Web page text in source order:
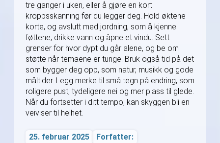
tre ganger i uken, eller å gjøre en kort
kroppsskanning før du legger deg. Hold øktene
korte, og avslutt med jordning, som å kjenne
føttene, drikke vann og åpne et vindu. Sett
grenser for hvor dypt du går alene, og be om
støtte når temaene er tunge. Bruk også tid på det
som bygger deg opp, som natur, musikk og gode
måltider. Legg merke til små tegn på endring, som
roligere pust, tydeligere nei og mer plass til glede.
Når du fortsetter i ditt tempo, kan skyggen bli en
veiviser til helhet.
25. februar 2025 Forfatter: